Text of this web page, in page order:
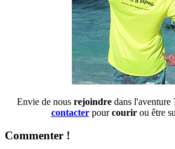
Envie de nous rejoindre dans l'aventure
contacterpourcourir ou être
Commenter !